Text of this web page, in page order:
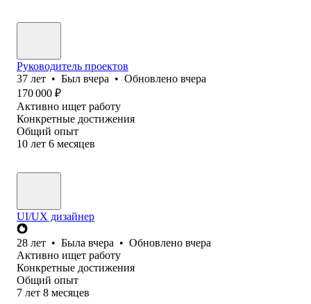
Руководитель проектов
37 лет • Был вчера • Обновлено вчера
170 000 ₽
Активно ищет работу
Конкретные достижения
Общий опыт
10 лет 6 месяцев
UI/UX дизайнер
28 лет • Была вчера • Обновлено вчера
Активно ищет работу
Конкретные достижения
Общий опыт
7 лет 8 месяцев